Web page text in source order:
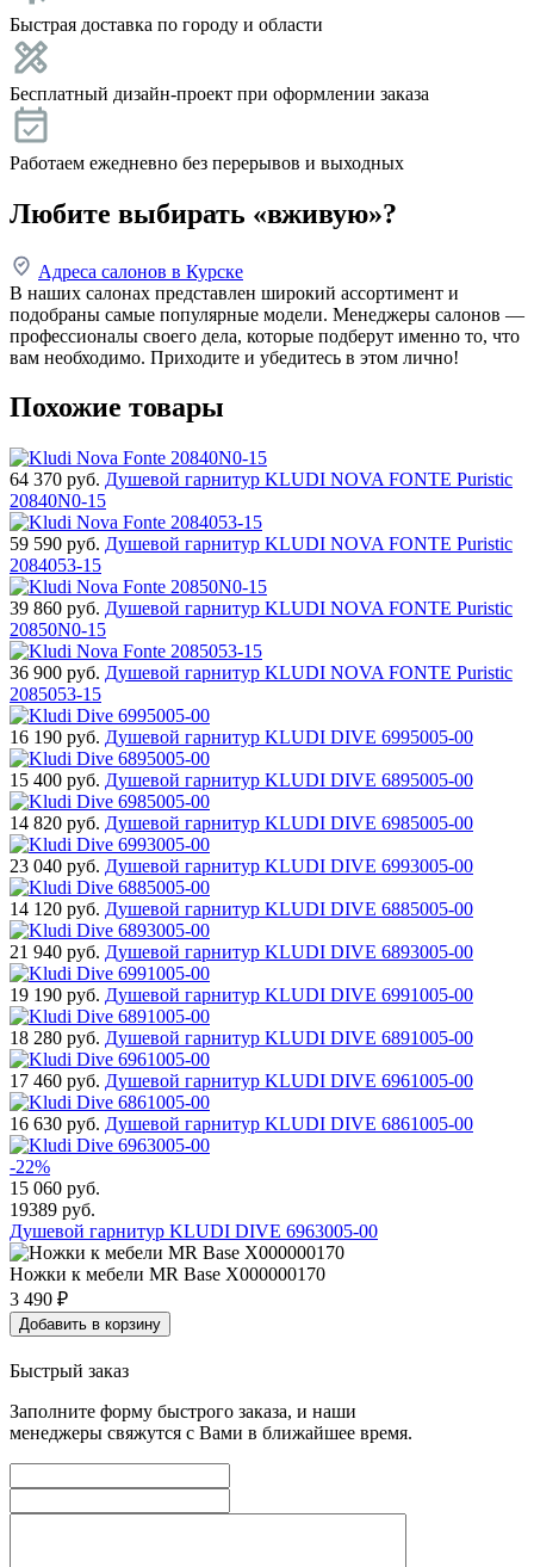
Быстрая доставка по городу и области
Бесплатный дизайн-проект при оформлении заказа
Работаем ежедневно без перерывов и выходных
Любите выбирать «вживую»?
Адреса салонов в Курске
В наших салонах представлен широкий ассортимент и
подобраны самые популярные модели. Менеджеры салонов —
профессионалы своего дела, которые подберут именно то, что
вам необходимо. Приходите и убедитесь в этом лично!
Похожие товары
64 370 руб. Душевой гарнитур KLUDI NOVA FONTE Puristic
20840N0-15
59 590 руб. Душевой гарнитур KLUDI NOVA FONTE Puristic
2084053-15
39 860 руб. Душевой гарнитур KLUDI NOVA FONTE Puristic
20850N0-15
36 900 руб. Душевой гарнитур KLUDI NOVA FONTE Puristic
2085053-15
16 190 руб. Душевой гарнитур KLUDI DIVE 6995005-00
15 400 руб. Душевой гарнитур KLUDI DIVE 6895005-00
14 820 руб. Душевой гарнитур KLUDI DIVE 6985005-00
23 040 руб. Душевой гарнитур KLUDI DIVE 6993005-00
14 120 руб. Душевой гарнитур KLUDI DIVE 6885005-00
21 940 руб. Душевой гарнитур KLUDI DIVE 6893005-00
19 190 руб. Душевой гарнитур KLUDI DIVE 6991005-00
18 280 руб. Душевой гарнитур KLUDI DIVE 6891005-00
17 460 руб. Душевой гарнитур KLUDI DIVE 6961005-00
16 630 руб. Душевой гарнитур KLUDI DIVE 6861005-00
-22%
15 060 руб.
19389 руб.
Душевой гарнитур KLUDI DIVE 6963005-00
Ножки к мебели MR Base X000000170
3 490 ₽
Добавить в корзину
Быстрый заказ
Заполните форму быстрого заказа, и наши
менеджеры свяжутся с Вами в ближайшее время.